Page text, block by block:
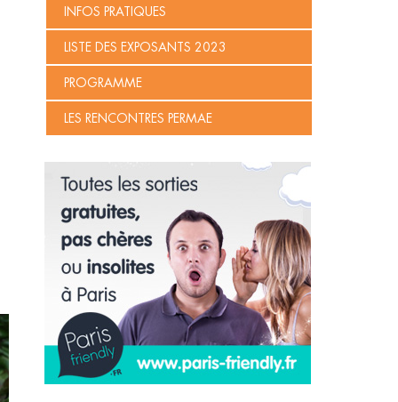
INFOS PRATIQUES
LISTE DES EXPOSANTS 2023
PROGRAMME
LES RENCONTRES PERMAE